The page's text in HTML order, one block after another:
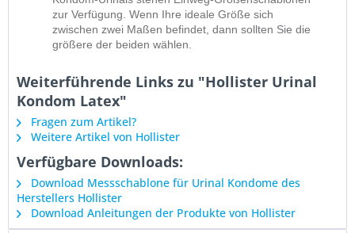
zur Verfügung. Wenn Ihre ideale Größe sich
zwischen zwei Maßen befindet, dann sollten Sie die
größere der beiden wählen.
Weiterführende Links zu "Hollister Urinal
Kondom Latex"
Fragen zum Artikel?
Weitere Artikel von Hollister
Verfügbare Downloads:
Download Messschablone für Urinal Kondome des
Herstellers Hollister
Download Anleitungen der Produkte von Hollister